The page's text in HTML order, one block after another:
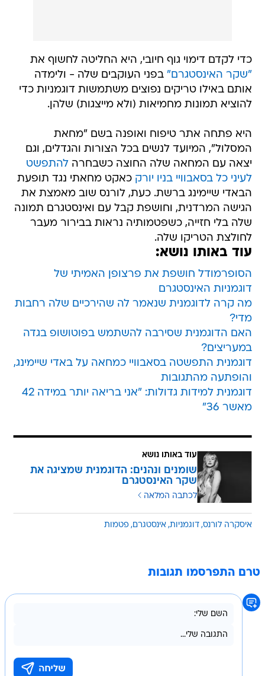
כדי לקדם דימוי גוף חיובי, היא החליטה לחשוף את
"שקר האינסטגרם" בפני העוקבים שלה - ולימדה
אותם באילו טריקים נפוצים משתמשות דוגמניות כדי
להוציא תמונות מחמיאות (ולא מייצגות) שלהן.
היא פתחה אתר טיפוח ואופנה בשם "מחאת
המסלול", המיועד לנשים בכל הצורות והגדלים, וגם
יצאה עם המחאה שלה החוצה כשבחרהלהתפשט
לעיני כל בסאבוויי בניו יורק כאקט מחאתי נגד תופעת
הבאדי שיימינג ברשת. כעת, לורנס שוב מאמצת את
הגישה המרדנית, וחושפת קבל עם ואינסטגרם תמונה
שלה בלי חזייה, כשפטמותיה נראות בבירור מעבר
לחולצת הטריקו שלה.
עוד באותו נושא:
הסופרמודל חושפת את פרצופן האמיתי של
דוגמניות האינסטגרם
מה קרה לדוגמנית שנאמר לה שהירכיים שלה רחבות
מדי?
האם הדוגמנית שסירבה להשתמש בפוטושופ בגדה
במעריצים?
דוגמנית התפשטה בסאבוויי כמחאה על באדי שיימינג,
והופתעה מהתגובות
דוגמנית למידות גדולות: "אני בריאה יותר במידה 42
מאשר 36"
עוד באותו נושא
שומנים ונהנים: הדוגמנית שמציגה את
שקר האינסטגרם
לכתבה המלאה
איסקרה לורנס דוגמניות אינסטגרם פטמות
טרם התפרסמו תגובות